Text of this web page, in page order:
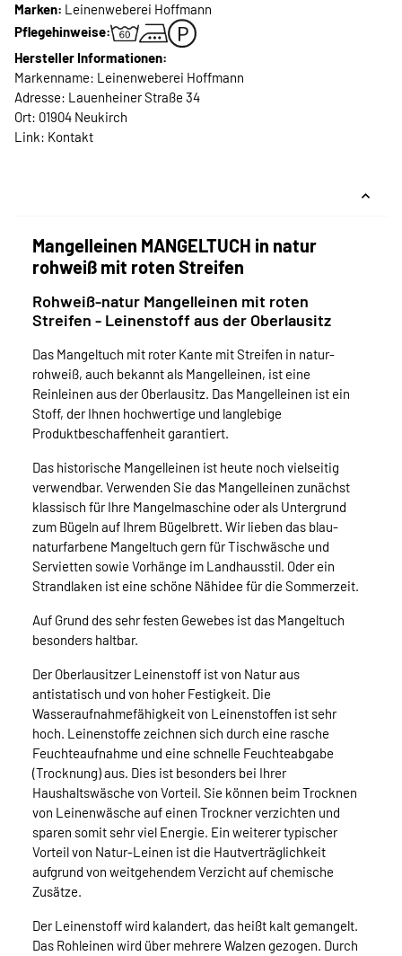
Marken: Leinenweberei Hoffmann
Pflegehinweise:
Hersteller Informationen:
Markenname: Leinenweberei Hoffmann
Adresse: Lauenheiner Straße 34
Ort: 01904 Neukirch
Link: Kontakt
Mangelleinen MANGELTUCH in natur
rohweiß mit roten Streifen
Rohweiß-natur Mangelleinen mit roten
Streifen - Leinenstoff aus der Oberlausitz
Das Mangeltuch mit roter Kante mit Streifen in natur-
rohweiß, auch bekannt als Mangelleinen, ist eine
Reinleinen aus der Oberlausitz. Das Mangelleinen ist ein
Stoff, der Ihnen hochwertige und langlebige
Produktbeschaffenheit garantiert.
Das historische Mangelleinen ist heute noch vielseitig
verwendbar. Verwenden Sie das Mangelleinen zunächst
klassisch für Ihre Mangelmaschine oder als Untergrund
zum Bügeln auf Ihrem Bügelbrett. Wir lieben das blau-
naturfarbene Mangeltuch gern für Tischwäsche und
Servietten sowie Vorhänge im Landhausstil. Oder ein
Strandlaken ist eine schöne Nähidee für die Sommerzeit.
Auf Grund des sehr festen Gewebes ist das Mangeltuch
besonders haltbar.
Der Oberlausitzer Leinenstoff ist von Natur aus
antistatisch und von hoher Festigkeit. Die
Wasseraufnahmefähigkeit von Leinenstoffen ist sehr
hoch. Leinenstoffe zeichnen sich durch eine rasche
Feuchteaufnahme und eine schnelle Feuchteabgabe
(Trocknung) aus. Dies ist besonders bei Ihrer
Haushaltswäsche von Vorteil. Sie können beim Trocknen
von Leinenwäsche auf einen Trockner verzichten und
sparen somit sehr viel Energie. Ein weiterer typischer
Vorteil von Natur-Leinen ist die Hautverträglichkeit
aufgrund von weitgehendem Verzicht auf chemische
Zusätze.
Der Leinenstoff wird kalandert, das heißt kalt gemangelt.
Das Rohleinen wird über mehrere Walzen gezogen. Durch